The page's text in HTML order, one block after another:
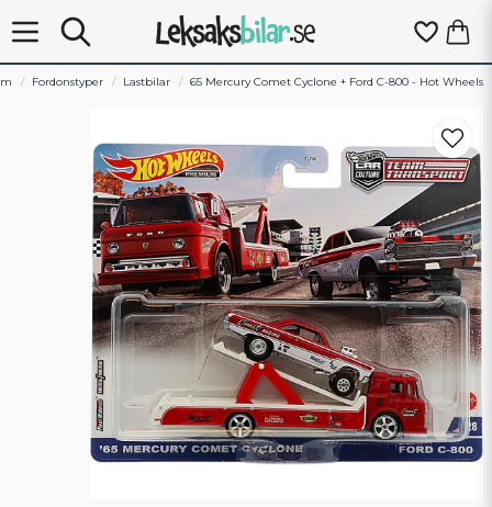
Fordonstyper Lastbilar 65 Mercury Comet Cyclone + Ford C-800 - Hot Wheels